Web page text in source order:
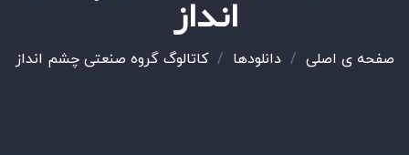
انداز
صفحه ی اصلی /دانلودها /کاتالوگ گروه صنعتی چشم انداز